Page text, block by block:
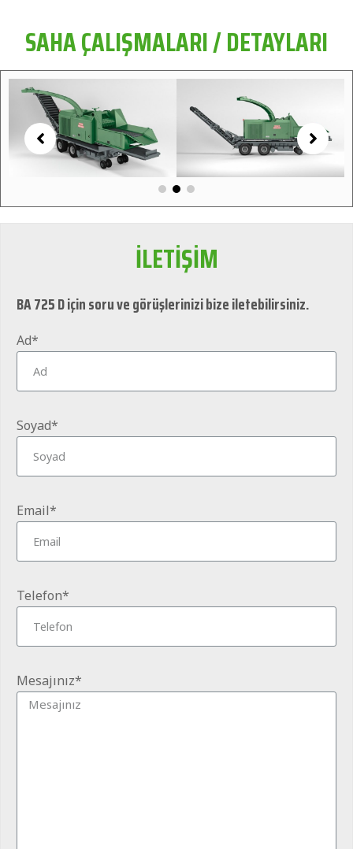
SAHA ÇALIŞMALARI / DETAYLARI
İLETİŞİM
BA 725 D için soru ve görüşlerinizi bize iletebilirsiniz.
Ad*
Soyad*
Email*
Telefon*
Mesajınız*